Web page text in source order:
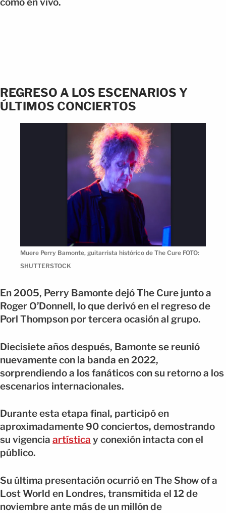
REGRESO A LOS ESCENARIOS Y
ÚLTIMOS CONCIERTOS
Muere Perry Bamonte, guitarrista histórico de The Cure FOTO:
SHUTTERSTOCK
En 2005, Perry Bamonte dejó The Cure junto a
Roger O’Donnell, lo que derivó en el regreso de
Porl Thompson por tercera ocasión al grupo.
Diecisiete años después, Bamonte se reunió
nuevamente con la banda en 2022,
sorprendiendo a los fanáticos con su retorno a los
escenarios internacionales.
Durante esta etapa final, participó en
aproximadamente 90 conciertos, demostrando
su vigencia artística y conexión intacta con el
público.
Su última presentación ocurrió en The Show of a
Lost World en Londres, transmitida el 12 de
noviembre ante más de un millón de